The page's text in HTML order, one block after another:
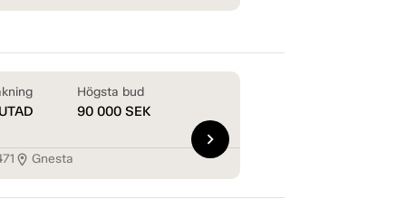
Högsta bud
90 000 SEK
location_on Gnesta
chevron_right